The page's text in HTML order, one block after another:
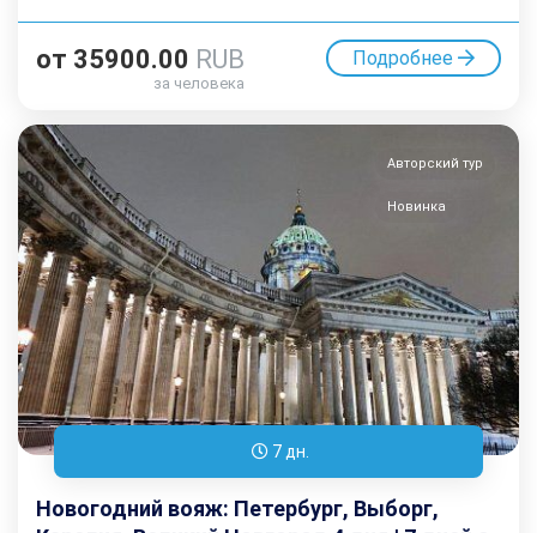
от 35900.00 RUB
за человека
Подробнее
Авторский тур
Новинка
7 дн.
Новогодний вояж: Петербург, Выборг,